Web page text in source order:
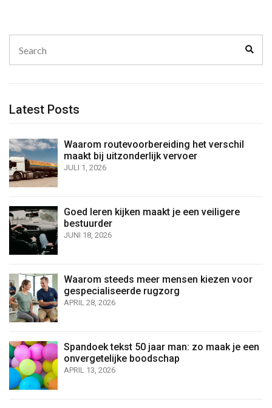
for:
Latest Posts
Waarom routevoorbereiding het verschil
maakt bij uitzonderlijk vervoer
JULI 1, 2026
Goed leren kijken maakt je een veiligere
bestuurder
JUNI 18, 2026
Waarom steeds meer mensen kiezen voor
gespecialiseerde rugzorg
APRIL 28, 2026
Spandoek tekst 50 jaar man: zo maak je een
onvergetelijke boodschap
APRIL 13, 2026